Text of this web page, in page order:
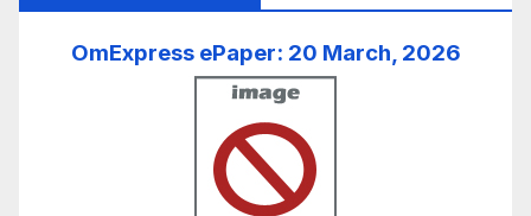
OmExpress ePaper: 20 March, 2026